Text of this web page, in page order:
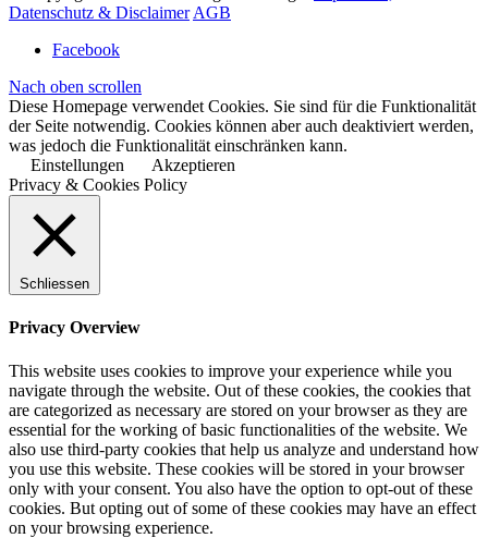
Datenschutz & Disclaimer AGB
Facebook
Nach oben scrollen
Diese Homepage verwendet Cookies. Sie sind für die Funktionalität
der Seite notwendig. Cookies können aber auch deaktiviert werden,
was jedoch die Funktionalität einschränken kann.
Einstellungen
Akzeptieren
Privacy & Cookies Policy
Schliessen
Privacy Overview
This website uses cookies to improve your experience while you
navigate through the website. Out of these cookies, the cookies that
are categorized as necessary are stored on your browser as they are
essential for the working of basic functionalities of the website. We
also use third-party cookies that help us analyze and understand how
you use this website. These cookies will be stored in your browser
only with your consent. You also have the option to opt-out of these
cookies. But opting out of some of these cookies may have an effect
on your browsing experience.